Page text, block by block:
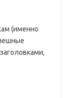
(именно